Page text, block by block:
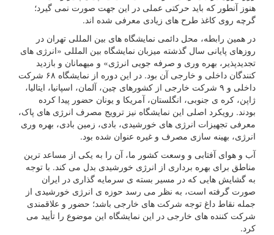
هنوز آنطور که باید حرکتی عملی در این جهت صورت نمی گیرد؛
گرچه روی کاغذ طرح های زیادی معرفی شده اند.
در همین رابطه، محل دائمی نمایشگاه های بین المللی تهران در
روزهای پایانی سال گذشته میزبان نمایشگاه بین المللی «انرژی‌ های
تجدیدپذیر، بهره وری و صرفه جویی انرژی» و میهمانان و بازدید
کنندگان داخلی و خارجی آن بود. در این دوره از نمایشگاه ۶۸ شرکت
داخلی و ۹ شرکت خارجی از کشورهای چین، آلمان، اسپانیا، ایتالیا،
ژاپن، کره ی جنوبی، انگلستان، آمریکا و یونان حضور پیدا کرده
بودند. رویکرد اصلی این نمایشگاه نیز ترویج مصرف انرژی های پاک،
معرفی تجهیزات انرژی های خورشیدی، بادی، زمین بادی، بهره وری
انرژی، بهینه سازی مصرف و غیره عنوان شده بود.
آب و هوای آفتابی و وسعت کشور ما، آن را به یکی از مساعد ترین
مناطق برای بهره برداری از انرژی خورشیدی بدل می کند. با توجه
به گشایش هایی که در مسیر بسته ی سرمایه گذاری در ایران
صورت گرفته است، به نظر می رسد حوزه ی انرژی خورشیدی از
جمله نقاط داغ توجه شرکت های خارجی باشد؛ حضور و علاقمندی
شرکت کننده های خارجی در این نمایشگاه این موضوع را تأیید می
کرد.